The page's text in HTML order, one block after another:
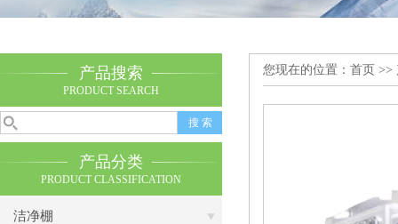
产品搜索
PRODUCT SEARCH
产品分类
PRODUCT CLASSIFICATION
洁净棚
您现在的位置： 首页 >>